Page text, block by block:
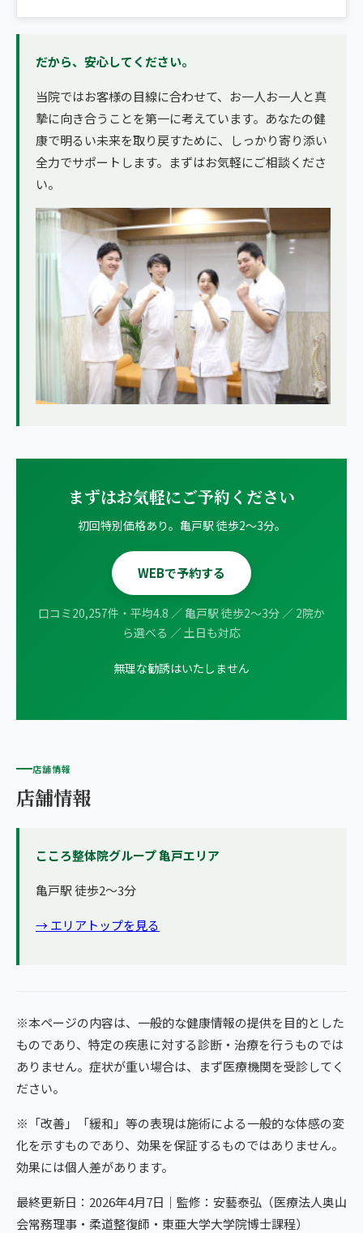
だから、安心してください。
当院ではお客様の目線に合わせて、お一人お一人と真
摯に向き合うことを第一に考えています。あなたの健
康で明るい未来を取り戻すために、しっかり寄り添い
全力でサポートします。まずはお気軽にご相談くださ
い。
まずはお気軽にご予約ください
初回特別価格あり。亀戸駅 徒歩2〜3分。
WEBで予約する
口コミ20,257件・平均4.8 ／ 亀戸駅 徒歩2〜3分 ／ 2院か
ら選べる ／ 土日も対応
無理な勧誘はいたしません
店舗情報
店舗情報
こころ整体院グループ 亀戸エリア
亀戸駅 徒歩2〜3分
→ エリアトップを見る
※本ページの内容は、一般的な健康情報の提供を目的とした
ものであり、特定の疾患に対する診断・治療を行うものでは
ありません。症状が重い場合は、まず医療機関を受診してく
ださい。
※「改善」「緩和」等の表現は施術による一般的な体感の変
化を示すものであり、効果を保証するものではありません。
効果には個人差があります。
最終更新日：2026年4月7日｜監修：安藝泰弘（医療法人奥山
会常務理事・柔道整復師・東亜大学大学院博士課程）